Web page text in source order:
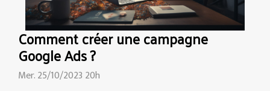
Comment créer une campagne
Google Ads ?
Mer. 25/10/2023 20h